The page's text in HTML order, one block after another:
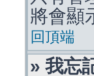
將會顯
回頂端
» 我忘